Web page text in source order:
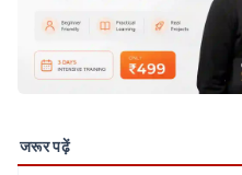
जरूर पढ़ें